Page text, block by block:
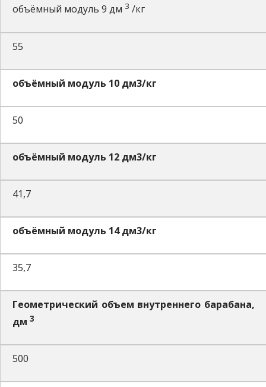
объёмный модуль 9 дм 3 /кг
55
объёмный модуль 10 дм3/кг
50
объёмный модуль 12 дм3/кг
41,7
объёмный модуль 14 дм3/кг
35,7
Геометрический объем внутреннего барабана,
дм 3
500